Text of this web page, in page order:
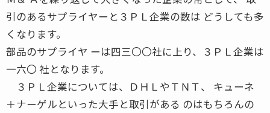
引のあるサプライヤーと３ＰＬ企業の数は どうしても多
くなります。
部品のサプライヤ ーは四三〇〇社に上り、３ＰＬ企業は
一六〇 社となります。
３ＰＬ企業については、ＤＨＬやＴＮＴ、 キューネ
＋ナーゲルといった大手と取引がある のはもちろんの